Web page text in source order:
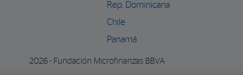
Rep. Dominicana
Chile
Panamá
2026 - Fundación Microfinanzas BBVA